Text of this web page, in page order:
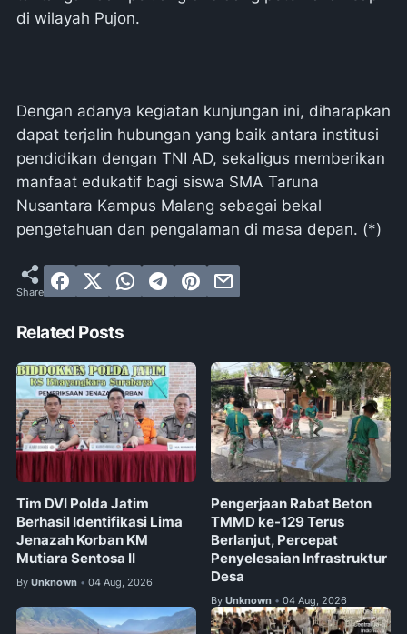
di wilayah Pujon.
Dengan adanya kegiatan kunjungan ini, diharapkan
dapat terjalin hubungan yang baik antara institusi
pendidikan dengan TNI AD, sekaligus memberikan
manfaat edukatif bagi siswa SMA Taruna
Nusantara Kampus Malang sebagai bekal
pengetahuan dan pengalaman di masa depan. (*)
Related Posts
Tim DVI Polda Jatim
Berhasil Identifikasi Lima
Jenazah Korban KM
Mutiara Sentosa II
By Unknown • 04 Aug, 2026
Pengerjaan Rabat Beton
TMMD ke-129 Terus
Berlanjut, Percepat
Penyelesaian Infrastruktur
Desa
By Unknown • 04 Aug, 2026